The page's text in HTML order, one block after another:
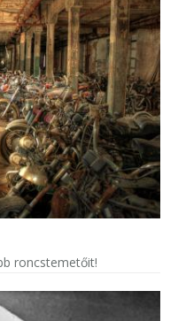
roncstemetőit!